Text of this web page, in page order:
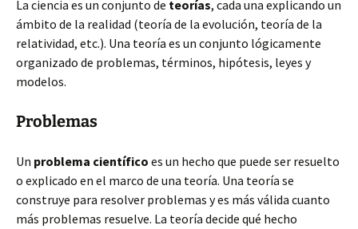
La ciencia es un conjunto de teorías, cada una explicando un
ámbito de la realidad (teoría de la evolución, teoría de la
relatividad, etc.). Una teoría es un conjunto lógicamente
organizado de problemas, términos, hipótesis, leyes y
modelos.
Problemas
Un problema científico es un hecho que puede ser resuelto
o explicado en el marco de una teoría. Una teoría se
construye para resolver problemas y es más válida cuanto
más problemas resuelve. La teoría decide qué hecho